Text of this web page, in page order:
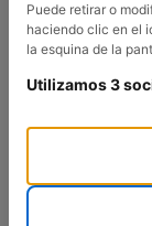
Previous
Puede retirar o
haciendo clic en el
la esquina de la
Utilizamos 3